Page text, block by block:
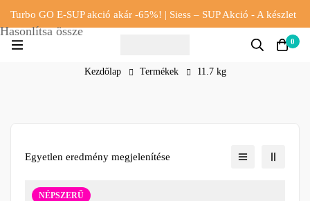
Turbo GO E-SUP akció akár -65%! | Siess – SUP Akció - A készlet
erejéig!!
0
Kezdőlap Termékek 11.7 kg
Egyetlen eredmény megjelenítése
NÉPSZERŰ
Hasonlítsa össze